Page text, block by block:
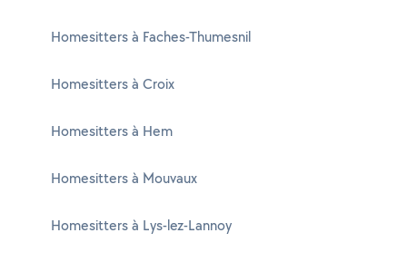
Homesitters à Faches-Thumesnil
Homesitters à Croix
Homesitters à Hem
Homesitters à Mouvaux
Homesitters à Lys-lez-Lannoy